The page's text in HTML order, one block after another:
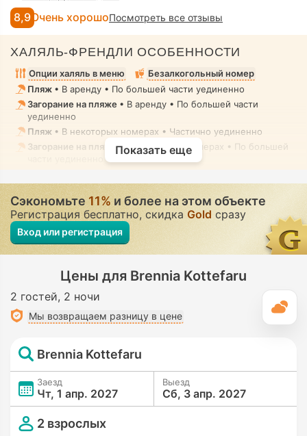
8,9 Очень хорошоПосмотреть все отзывы
ХАЛЯЛЬ-ФРЕНДЛИ ОСОБЕННОСТИ
Опции халяль в меню
Безалкогольный номер
Пляж • В аренду • По большей части уединенно
Загорание на пляже • В аренду • По большей части
уединенно
Пляж • В некоторых номерах • Частично уединенно
Загорание на пляже• В некоторых номерах • По большей
уединенно
Пляж• Смешанный • Скромная купальная одежда
Открытый бассейн• В некоторых номерах • Полностью
уединенно
Открытый бассейн• В некоторых номерах • По большей
части уединенно
Открытый бассейн
• Смешанный • Скромная купальная
одежда
Кабинет спа-терапии, Массаж
Гигиенический душ• Во всех номерах
Показать еще
Сэкономьте11%и более на этом объекте
Регистрация бесплатно, скидка Gold сразу
Вход или регистрация
Цены для Brennia Kottefaru
2 гостей 2 ночи
Мы возвращаем разницу в цене
Brennia Kottefaru
Заезд
Чт, 1 апр. 2027
Выезд
Сб, 3 апр. 2027
2 взрослых